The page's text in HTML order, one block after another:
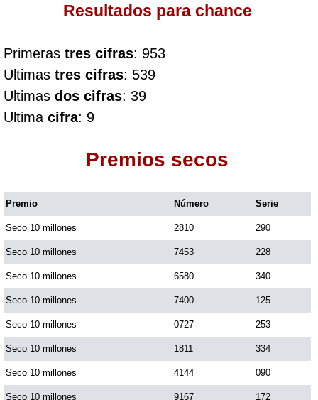
Chontico Noche
Culona día
Culona noche
Dorado Tarde
Dorado Noche
Fantástica Día
Fantástica Noche
Motilon Tarde
Resultados para chance
Primeras tres cifras: 953
Ultimas tres cifras: 539
Ultimas dos cifras: 39
Ultima cifra: 9
Premios secos
Premio Número Serie
Seco 10 millones 2810 290
Seco 10 millones 7453 228
Seco 10 millones 6580 340
Seco 10 millones 7400 125
Seco 10 millones 0727 253
Seco 10 millones 1811 334
Seco 10 millones 4144 090
Seco 10 millones 9167 172